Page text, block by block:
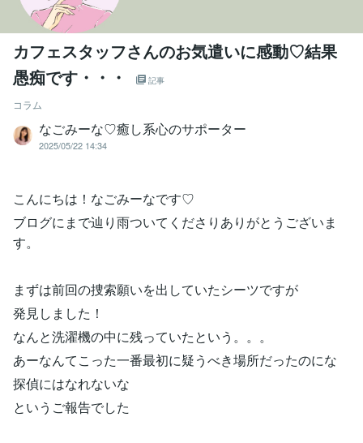
カフェスタッフさんのお気遣いに感動♡結果
愚痴です・・・
記事
コラム
なごみーな♡癒し系心のサポーター
2025/05/22 14:34
こんにちは！なごみーなです♡
ブログにまで辿り雨ついてくださりありがとうございま
す。
まずは前回の捜索願いを出していたシーツですが
発見しました！
なんと洗濯機の中に残っていたという。。。
あーなんてこった一番最初に疑うべき場所だったのにな
探偵にはなれないな
というご報告でした